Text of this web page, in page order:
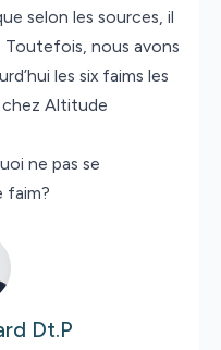
selon les sources, il
Toutefois, nous avons
les six faims les
Altitude
ne pas se
faim?
Dt.P